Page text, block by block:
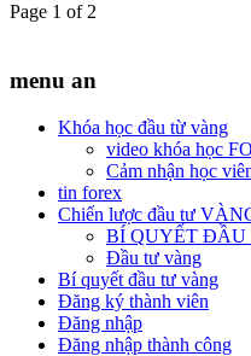
Page 1 of 2
menu an
Khóa học đầu từ vàng
video khóa học
Cảm nhận học
tin forex
Chiến lược đầu tư
BÍ QUYẾT ĐẦU
Đầu tư vàng
Bí quyết đầu tư vàng
Đăng ký thành viên
Đăng nhập
Đăng nhập thành công